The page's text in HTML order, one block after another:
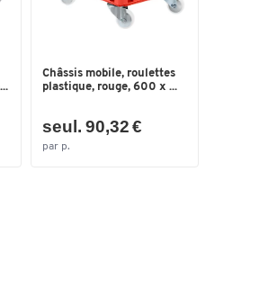
Châssis mobile, roulettes
plastique, rouge, 600 x ...
seul. 90,32 €
par p.